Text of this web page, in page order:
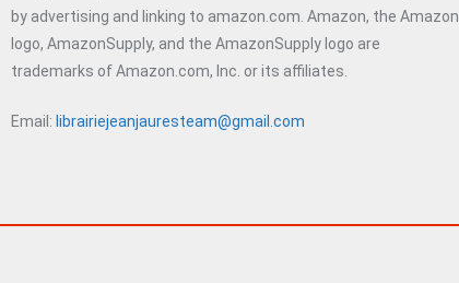
by advertising and linking to amazon.com. Amazon, the Amazon
logo, AmazonSupply, and the AmazonSupply logo are
trademarks of Amazon.com, Inc. or its affiliates.
Email: librairiejeanjauresteam@gmail.com